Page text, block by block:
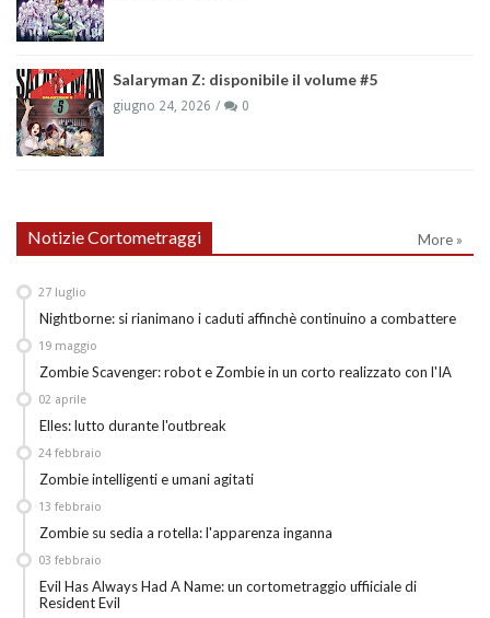
Salaryman Z: disponibile il volume #5
giugno 24, 2026 0
Notizie Cortometraggi More »
Nightborne: si rianimano i caduti affinchè continuino a combattere
27 luglio
Zombie Scavenger: robot e Zombie in un corto realizzato con l'IA
19 maggio
Elles: lutto durante l'outbreak
02 aprile
Zombie intelligenti e umani agitati
24 febbraio
Zombie su sedia a rotella: l'apparenza inganna
13 febbraio
Evil Has Always Had A Name: un cortometraggio uffiiciale di
Resident Evil
03 febbraio